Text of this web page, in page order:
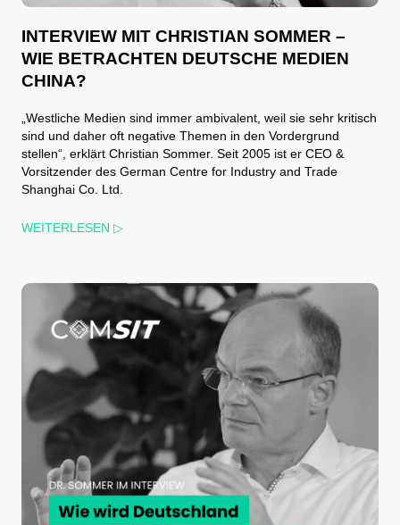
INTERVIEW MIT CHRISTIAN SOMMER –
WIE BETRACHTEN DEUTSCHE MEDIEN
CHINA?
„Westliche Medien sind immer ambivalent, weil sie sehr kritisch
sind und daher oft negative Themen in den Vordergrund
stellen“, erklärt Christian Sommer. Seit 2005 ist er CEO &
Vorsitzender des German Centre for Industry and Trade
Shanghai Co. Ltd.
WEITERLESEN ▷